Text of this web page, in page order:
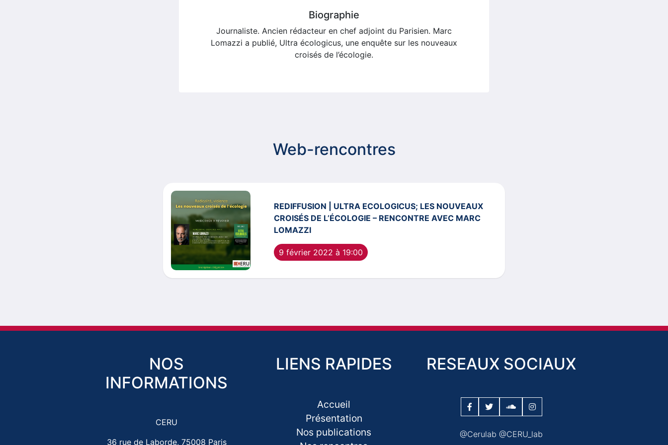
Biographie
Journaliste. Ancien rédacteur en chef adjoint du Parisien. Marc
Lomazzi a publié, Ultra écologicus, une enquête sur les nouveaux
croisés de l’écologie.
Web-rencontres
REDIFFUSION | ULTRA ECOLOGICUS; LES NOUVEAUX
CROISÉS DE L’ÉCOLOGIE – RENCONTRE AVEC MARC
LOMAZZI
9 février 2022 à 19:00
NOS
INFORMATIONS
CERU
36 rue de Laborde, 75008 Paris
LIENS RAPIDES
Accueil
Présentation
Nos publications
RESEAUX SOCIAUX
@Cerulab @CERU_lab